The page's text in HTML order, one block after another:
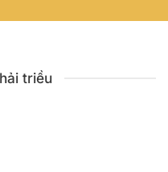
triều